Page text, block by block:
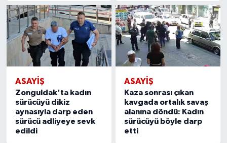
ASAYIŞ
Zonguldak'ta kadın
sürücüyü dikiz
aynasıyla darp eden
sürücü adliyeye sevk
edildi
ASAYIŞ
Kaza sonrası çıkan
kavgada ortalık savaş
alanına döndü: Kadın
sürücüyü böyle darp
etti